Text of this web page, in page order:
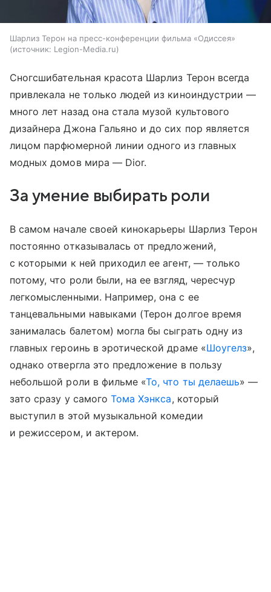
Шарлиз Терон на пресс-конференции фильма «Одиссея»
источник: Legion-Media.ru
Сногсшибательная красота Шарлиз Терон всегда
привлекала не только людей из киноиндустрии —
много лет назад она стала музой культового
дизайнера Джона Гальяно и до сих пор является
лицом парфюмерной линии одного из главных
модных домов мира — Dior.
За умение выбирать роли
В самом начале своей кинокарьеры Шарлиз Терон
постоянно отказывалась от предложений,
с которыми к ней приходил ее агент, — только
потому, что роли были, на ее взгляд, чересчур
легкомысленными. Например, она с ее
танцевальными навыками (Терон долгое время
занималась балетом) могла бы сыграть одну из
главных героинь в эротической драме «Шоугелз»,
однако отвергла это предложение в пользу
небольшой роли в фильме «То, что ты делаешь» —
зато сразу у самого Тома Хэнкса, который
выступил в этой музыкальной комедии
и режиссером, и актером.